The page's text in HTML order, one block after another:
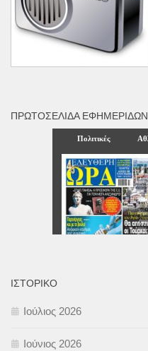
ΠΡΩΤΟΣΈΛΙΔΑ ΕΦΗΜΕΡΊΔΩΝ
ΙΣΤΟΡΙΚΌ
Ιούλιος 2026
Ιούνιος 2026